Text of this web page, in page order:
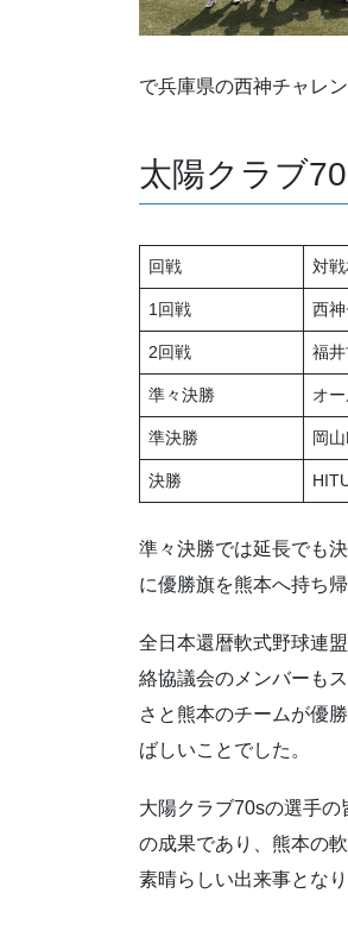
で兵庫県の西神チャレ
太陽クラブ
回戦 対戦
1回戦 西神
2回戦 福井
準々決勝 オ
準決勝 岡
決勝
準々決勝では延長でも
に優勝旗を熊本へ持ち帰
全日本還暦軟式野球連
絡協議会のメンバーも
さと熊本のチームが優
ばしいことでした。
大陽クラブ70sの選手
の成果であり、熊本の
素晴らしい出来事となり